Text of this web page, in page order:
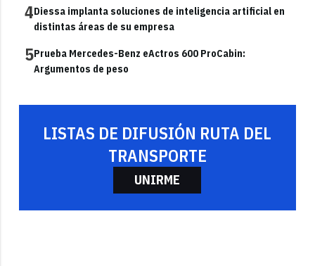
4Diessa implanta soluciones de inteligencia artificial en
distintas áreas de su empresa
5Prueba Mercedes-Benz eActros 600 ProCabin:
Argumentos de peso
LISTAS DE DIFUSIÓN RUTA DEL
TRANSPORTE
UNIRME